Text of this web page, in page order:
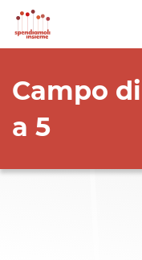
Campo
a 5